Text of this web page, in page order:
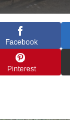
Facebook
Pinterest